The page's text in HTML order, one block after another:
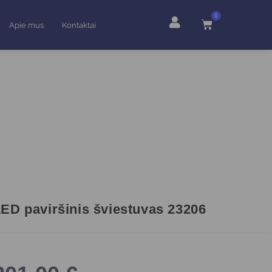
Apie mus Kontaktai
0
paviršinis šviestuvas 23206